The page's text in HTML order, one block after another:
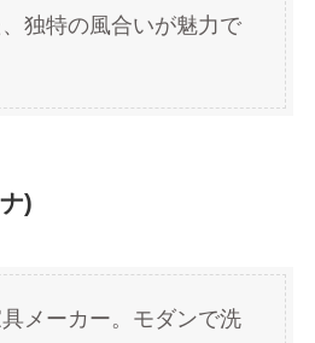
独特の風合いが魅力で
)
メーカー。モダンで洗